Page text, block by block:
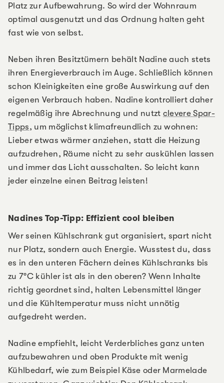
Platz zur Aufbewahrung. So wird der Wohnraum
optimal ausgenutzt und das Ordnung halten geht
fast wie von selbst.
Neben ihren Besitztümern behält Nadine auch stets
ihren Energieverbrauch im Auge. Schließlich können
schon Kleinigkeiten eine große Auswirkung auf den
eigenen Verbrauch haben. Nadine kontrolliert daher
regelmäßig ihre Abrechnung und nutzt clevere Spar-
Tipps, um möglichst klimafreundlich zu wohnen:
Lieber etwas wärmer anziehen, statt die Heizung
aufzudrehen, Räume nicht zu sehr auskühlen lassen
und immer das Licht ausschalten. So leicht kann
jeder einzelne einen Beitrag leisten!
Nadines Top-Tipp: Effizient cool bleiben
Wer seinen Kühlschrank gut organisiert, spart nicht
nur Platz, sondern auch Energie. Wusstest du, dass
es in den unteren Fächern deines Kühlschranks bis
zu 7°C kühler ist als in den oberen? Wenn Inhalte
richtig geordnet sind, halten Lebensmittel länger
und die Kühltemperatur muss nicht unnötig
aufgedreht werden.
Nadine empfiehlt, leicht Verderbliches ganz unten
aufzubewahren und oben Produkte mit wenig
Kühlbedarf, wie zum Beispiel Käse oder Marmelade